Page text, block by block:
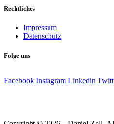
Rechtliches
Impressum
Datenschutz
Folge uns
Facebook Instagram Linkedin